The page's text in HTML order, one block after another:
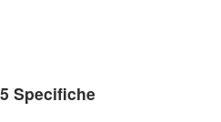
Specifiche